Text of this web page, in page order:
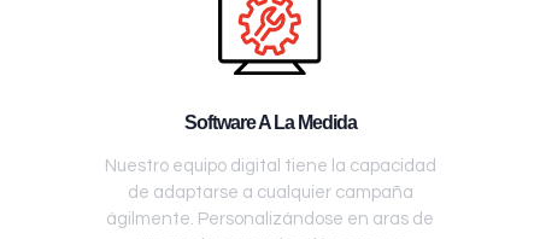
Software A La Medida
Nuestro equipo digital tiene la capacidad
de adaptarse a cualquier campaña
ágilmente. Personalizándose en aras de